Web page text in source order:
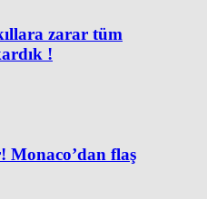
zarar tüm
!
Monaco’dan flaş